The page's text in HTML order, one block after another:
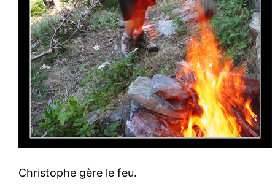
Christophe gère le feu.